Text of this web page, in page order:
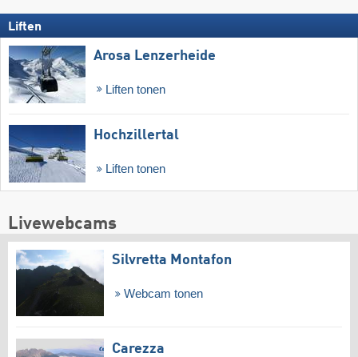
Liften
Arosa Lenzerheide
Liften tonen
Hochzillertal
Liften tonen
Livewebcams
Silvretta Montafon
Webcam tonen
Carezza